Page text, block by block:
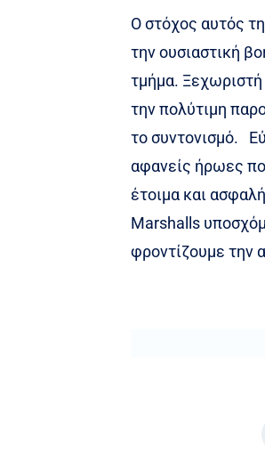
Ο στόχος αυτός
την ουσιαστική
τμήμα. Ξεχωριστή
την πολύτιμη
το συντονισμό.
αφανείς ήρωες
έτοιμα και
Marshalls
φροντίζουμε την